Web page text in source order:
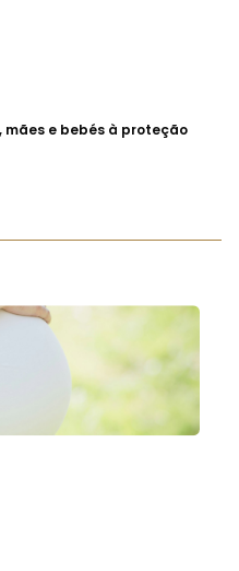
e bebés à proteção